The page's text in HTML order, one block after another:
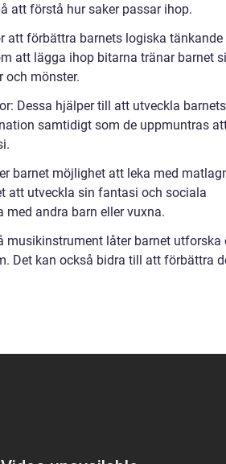
att förstå hur saker passar ihop.
att förbättra barnets logiska tänkande
att lägga ihop bitarna tränar barnet
och mönster.
Dessa hjälper till att utveckla barnets
samtidigt som de uppmuntras
barnet möjlighet att leka med
att utveckla sin fantasi och sociala
andra barn eller vuxna.
musikinstrument låter barnet utforska
Det kan också bidra till att förbättra